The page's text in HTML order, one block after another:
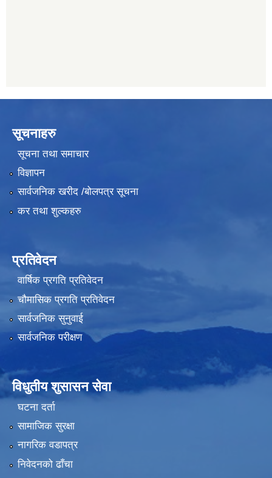
सूचनाहरु
सूचना तथा समाचार
विज्ञापन
सार्वजनिक खरीद /बोलपत्र सूचना
कर तथा शुल्कहरु
प्रतिवेदन
वार्षिक प्रगति प्रतिवेदन
चौमासिक प्रगति प्रतिवेदन
सार्वजनिक सुनुवाई
सार्वजनिक परीक्षण
विधुतीय शुसासन सेवा
घटना दर्ता
सामाजिक सुरक्षा
नागरिक वडापत्र
निवेदनको ढाँचा